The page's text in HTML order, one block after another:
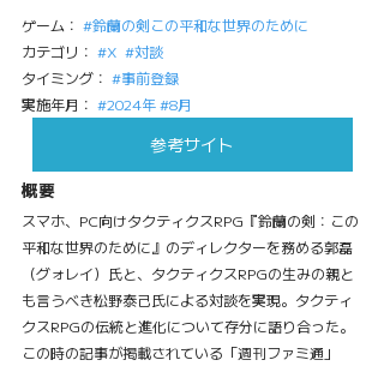
ゲーム： #鈴蘭の剣この平和な世界のために
カテゴリ： #X #対談
タイミング： #事前登録
実施年月： #2024年#8月
参考サイト
概要
スマホ、PC向けタクティクスRPG『鈴蘭の剣：この
平和な世界のために』のディレクターを務める郭磊
（グォレイ）氏と、タクティクスRPGの生みの親と
も言うべき松野泰己氏による対談を実現。タクティ
クスRPGの伝統と進化について存分に語り合った。
この時の記事が掲載されている「週刊ファミ通」